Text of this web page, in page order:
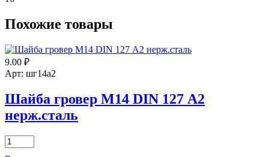
Похожие товары
9.00 ₽
Арт: шг14а2
Шайба гровер М14 DIN 127 А2
нерж.сталь
Количество
товара